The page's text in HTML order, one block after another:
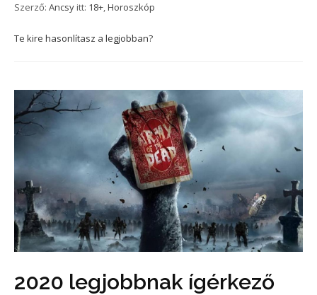
Szerző: Ancsy itt: 18+,Horoszkóp
Te kire hasonlítasz a legjobban?
2020 legjobbnak ígérkező